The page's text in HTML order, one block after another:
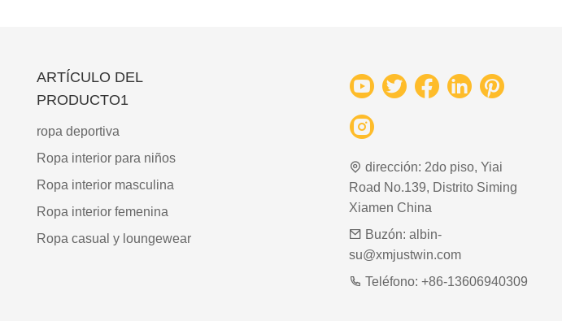
ARTÍCULO DEL
PRODUCTO1
ropa deportiva
Ropa interior para niños
Ropa interior masculina
Ropa interior femenina
Ropa casual y loungewear
dirección: 2do piso, Yiai
Road No.139, Distrito Siming
Xiamen China
Buzón: albin-
su@xmjustwin.com
Teléfono: +86-13606940309